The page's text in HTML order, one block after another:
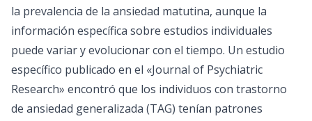
la prevalencia de la ansiedad matutina, aunque la
información específica sobre estudios individuales
puede variar y evolucionar con el tiempo. Un estudio
específico publicado en el «Journal of Psychiatric
Research» encontró que los individuos con trastorno
de ansiedad generalizada (TAG) tenían patrones